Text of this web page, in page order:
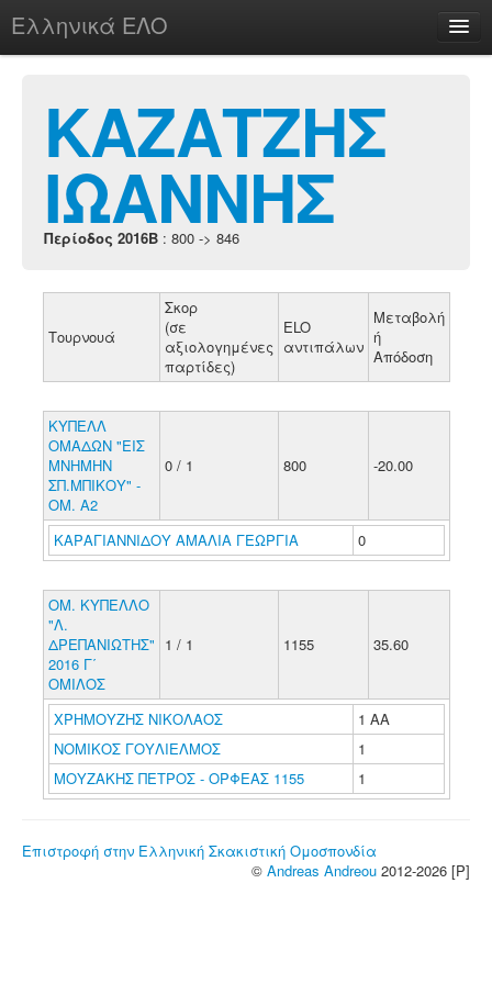
Ελληνικά ΕΛΟ
chesstu.be @ discord
Login
ΚΑΖΑΤΖΗΣ
ΙΩΑΝΝΗΣ
Περίοδος 2016B : 800 -> 846
Τουρνουά
Σκορ
(σε
αξιολογημένες
παρτίδες)
ELO
αντιπάλων
Μεταβολή
ή
Απόδοση
ΚΥΠΕΛΛ
ΟΜΑΔΩΝ "ΕΙΣ
ΜΝΗΜΗΝ
ΣΠ.ΜΠΙΚΟΥ" -
ΟΜ. Α2
0 / 1 800 -20.00
ΚΑΡΑΓΙΑΝΝΙΔΟΥ ΑΜΑΛΙΑ ΓΕΩΡΓΙΑ 0
ΟΜ. ΚΥΠΕΛΛΟ
"Λ.
ΔΡΕΠΑΝΙΩΤΗΣ"
2016 Γ΄
ΟΜΙΛΟΣ
1 / 1 1155 35.60
ΧΡΗΜΟΥΖΗΣ ΝΙΚΟΛΑΟΣ
1 ΑΑ
ΝΟΜΙΚΟΣ ΓΟΥΛΙΕΛΜΟΣ
1
ΜΟΥΖΑΚΗΣ ΠΕΤΡΟΣ - ΟΡΦΕΑΣ 1155
1
Επιστροφή στην Ελληνική Σκακιστική Ομοσπονδία
© Andreas Andreou 2012-2026 [P]